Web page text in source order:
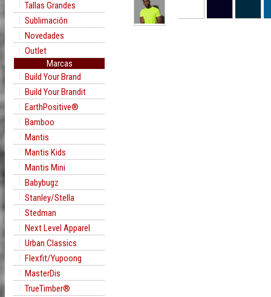
Tallas Grandes
Sublimación
Novedades
Outlet
Marcas
Build Your Brand
Build Your Brandit
EarthPositive®
Bamboo
Mantis
Mantis Kids
Mantis Mini
Babybugz
Stanley/Stella
Stedman
Next Level Apparel
Urban Classics
Flexfit/Yupoong
MasterDis
TrueTimber®